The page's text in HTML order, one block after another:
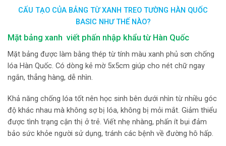
CẤU TẠO CỦA BẢNG TỪ XANH TREO TƯỜNG HÀN QUỐC
BASIC NHƯ THẾ NÀO?
Mặt bảng xanh viết phấn nhập khẩu từ Hàn Quốc
Mặt bảng được làm bằng thép từ tính màu xanh phủ sơn chống
lóa Hàn Quốc. Có dòng kẻ mờ 5x5cm giúp cho nét chữ ngay
ngắn, thẳng hàng, dễ nhìn.
Khả năng chống lóa tốt nên học sinh bên dưới nhìn từ nhiều góc
độ khác nhau mà không sợ bị lóa, không bị mỏi mắt. Giảm thiểu
được tình trạng cận thị ở trẻ. Viết nhẹ nhàng, phấn ít bụi đảm
bảo sức khỏe người sử dụng, tránh các bệnh về đường hô hấp.